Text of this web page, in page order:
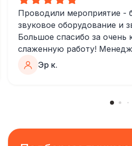
Проводили мероприятие -
звуковое оборудование и
Большое спасибо за очень
слаженную работу!
очень быстро и
Эр к.